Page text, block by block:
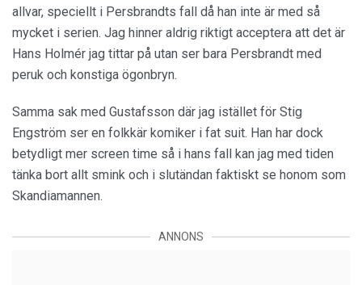
allvar, speciellt i Persbrandts fall då han inte är med så
mycket i serien. Jag hinner aldrig riktigt acceptera att det är
Hans Holmér jag tittar på utan ser bara Persbrandt med
peruk och konstiga ögonbryn.
Samma sak med Gustafsson där jag istället för Stig
Engström ser en folkkär komiker i fat suit. Han har dock
betydligt mer screen time så i hans fall kan jag med tiden
tänka bort allt smink och i slutändan faktiskt se honom som
Skandiamannen.
ANNONS